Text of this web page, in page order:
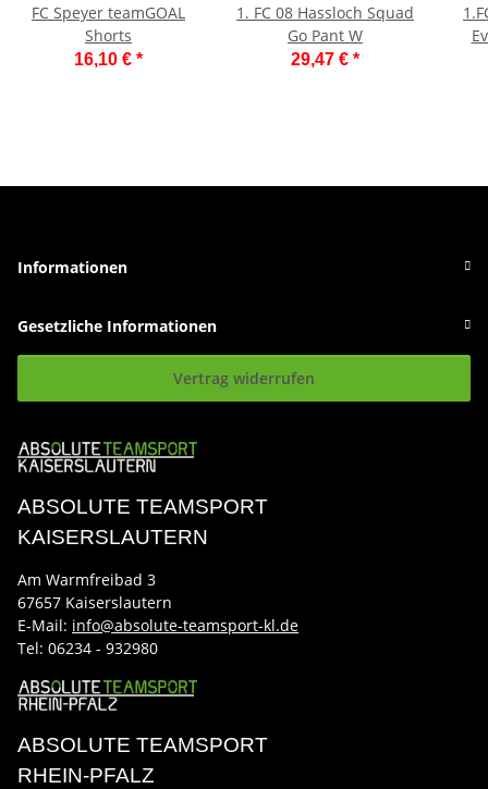
FC Speyer teamGOAL
Shorts
16,10 € *
1. FC 08 Hassloch Squad
Go Pant W
29,47 € *
Informationen
Gesetzliche Informationen
Vertrag widerrufen
ABSOLUTE TEAMSPORT
KAISERSLAUTERN
Am Warmfreibad 3
67657 Kaiserslautern
E-Mail: info@absolute-teamsport-kl.de
Tel: 06234 - 932980
ABSOLUTE TEAMSPORT
RHEIN-PFALZ